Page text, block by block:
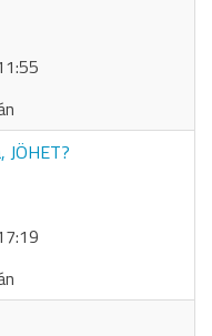
JÖHET?